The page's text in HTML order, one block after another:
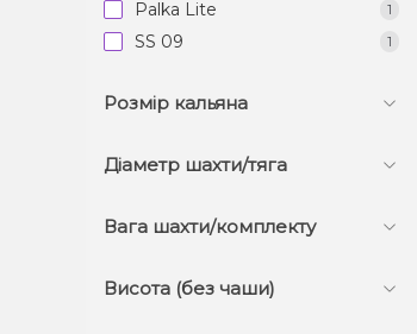
Palka Lite 1
SS 09 1
Розмір кальяна
Діаметр шахти/тяга
Вага шахти/комплекту
Висота (без чаши)